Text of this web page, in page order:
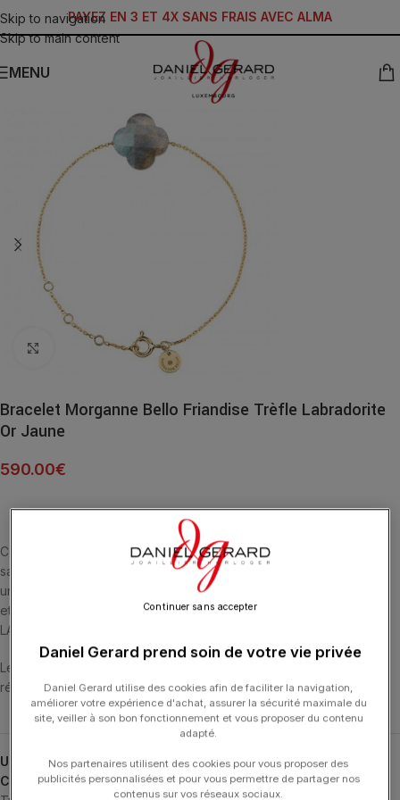
Skip to navigation
Skip to main content
PAYEZ EN 3 ET 4X SANS FRAIS AVEC ALMA
MENU
Click to enlarge
Bracelet Morganne Bello Friandise Trèfle Labradorite
Or Jaune
590.00€
Cette collection emblématique met les pierres fines en majesté,
sans griffe, ni serti, au contact de la peau. La taille en « trèfle » est
un symbole de chance. La Labradorite est la pierre de l’Imaginaire
et a des Vertus Protectrices. BRACELET OR JAUNE 18 CARATS ET
LABRADORITE MULTI-FACETTÉE (7,6 CARATS).
Les bracelets ont une longueur de 17 cm et ont 4 anneaux de
réglage.
UGS :
1012YB1B109
Catégories : Bracelets, Bracelets, Friandise, MORGANNE BELLO
Daniel Gerard prend soin de votre vie privée
Daniel Gerard utilise des cookies afin de faciliter la navigation,
améliorer votre expérience d'achat, assurer la sécurité maximale du
site, veiller à son bon fonctionnement et vous proposer du contenu
adapté.
Nos partenaires utilisent des cookies pour vous proposer des
publicités personnalisées et pour vous permettre de partager nos
contenus sur vos réseaux sociaux.
Continuer sans accepter